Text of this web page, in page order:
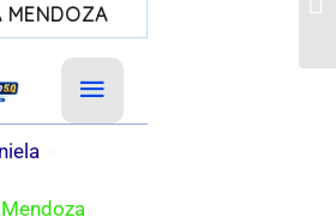
MENDOZA